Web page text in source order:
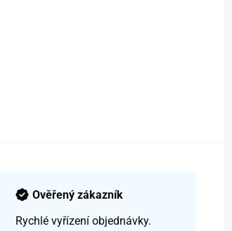
Ověřený zákazník
Rychlé vyřízení objednávky.